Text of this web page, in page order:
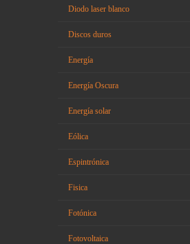
Diodo laser blanco
Discos duros
Energía
Energía Oscura
Energía solar
Eólica
Espintrónica
Fisica
Fotónica
Fotovoltaica